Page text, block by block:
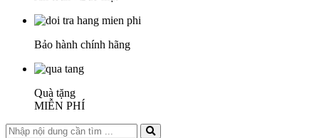
Bảo hành chính hãng
Quà tặng
MIỄN PHÍ